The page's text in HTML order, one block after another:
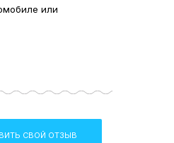
или
СВОЙ ОТЗЫВ